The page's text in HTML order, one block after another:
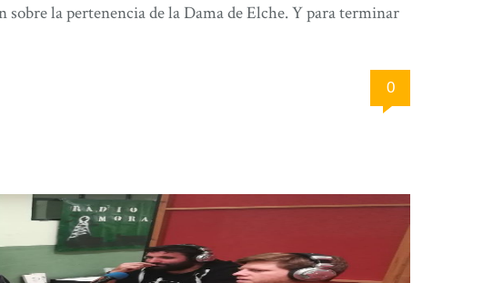
la pertenencia de la Dama de Elche. Y para terminar
0